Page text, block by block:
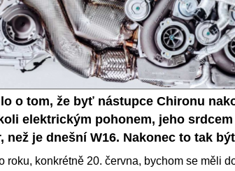
o tom, že byť nástupce Chironu
elektrickým pohonem, jeho
než je dnešní W16. Nakonec to tak
roku, konkrétně 20. června, bychom se měli